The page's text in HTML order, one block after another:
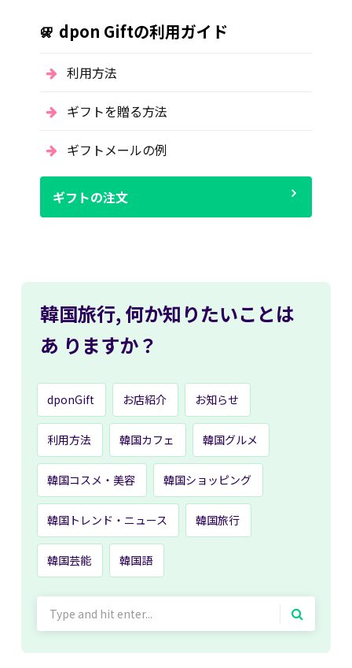
dpon Giftの利用ガイド
利用方法
ギフトを贈る方法
ギフトメールの例
ギフトの注文
韓国旅行, 何か知りたいことは
あ りますか？
dponGift お店紹介 お知らせ
利用方法 韓国カフェ 韓国グルメ
韓国コスメ・美容 韓国ショッピング
韓国トレンド・ニュース 韓国旅行
韓国芸能 韓国語